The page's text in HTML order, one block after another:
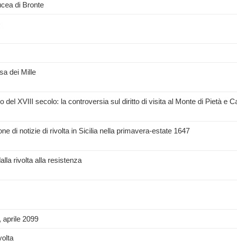
di Bronte
dei Mille
del XVIII secolo: la controversia sul diritto di visita al Monte di Pietà e
di notizie di rivolta in Sicilia nella primavera-estate 1647
rivolta alla resistenza
aprile 2099